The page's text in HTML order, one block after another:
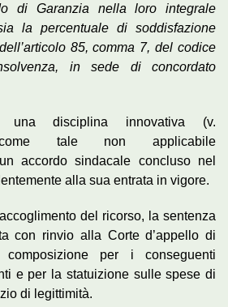
di Garanzia nella loro integrale
la percentuale di soddisfazione
85, comma 7, del codice
in sede di concordato
disciplina innovativa (v.
come tale non applicabile
accordo sindacale concluso nel
alla sua entrata in vigore.
del ricorso, la sentenza
con rinvio alla Corte d’appello di
per i conseguenti
e per la statuizione sulle spese di
di legittimità.